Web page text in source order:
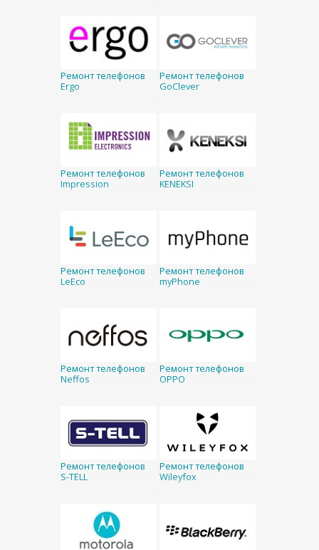
Ремонт телефонов
Ergo
Ремонт телефонов
GoClever
Ремонт телефонов
Impression
Ремонт телефонов
KENEKSI
Ремонт телефонов
LeEco
Ремонт телефонов
myPhone
Ремонт телефонов
Neffos
Ремонт телефонов
OPPO
Ремонт телефонов
S-TELL
Ремонт телефонов
Wileyfox